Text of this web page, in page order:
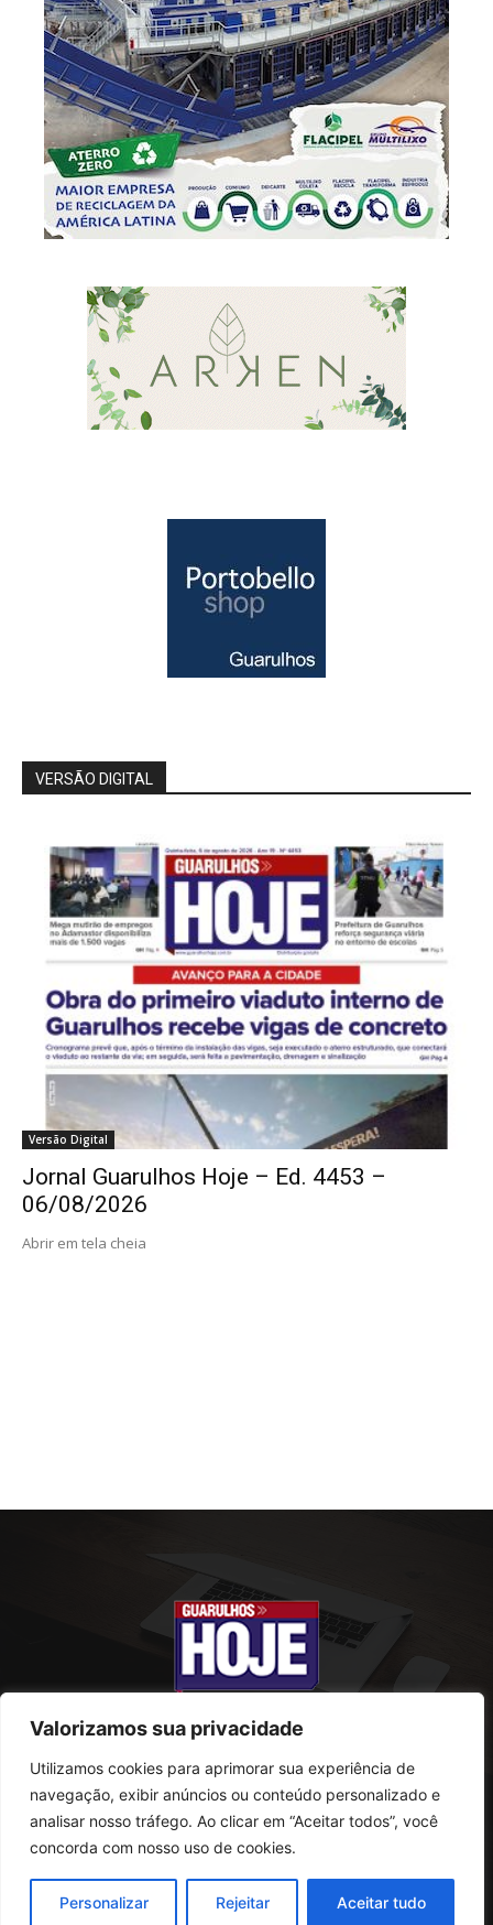
Valorizamos sua privacidade
Utilizamos cookies para aprimorar sua experiência de
navegação, exibir anúncios ou conteúdo personalizado e
analisar nosso tráfego. Ao clicar em “Aceitar todos”, você
concorda com nosso uso de cookies.
Personalizar Rejeitar Aceitar tudo
VERSÃO DIGITAL
Versão Digital
Jornal Guarulhos Hoje – Ed. 4453 –
06/08/2026
Abrir em tela cheia
SOBRE NÓS
Rua Conselheiro Antonio Prado, 121
CEP: 07095-180
Telefone: (11) 2823-0800